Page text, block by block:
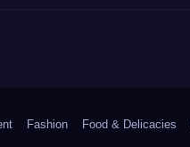
Fashion Food & Delicacies